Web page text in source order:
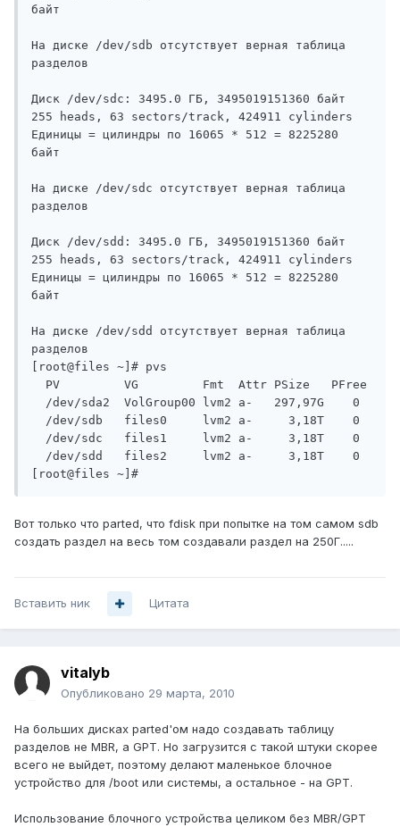
байт
На диске /dev/sdb отсутствует верная таблица
разделов
Диск /dev/sdc: 3495.0 ГБ, 3495019151360 байт
255 heads, 63 sectors/track, 424911 cylinders
Единицы = цилиндры по 16065 * 512 = 8225280
байт
На диске /dev/sdc отсутствует верная таблица
разделов
Диск /dev/sdd: 3495.0 ГБ, 3495019151360 байт
255 heads, 63 sectors/track, 424911 cylinders
Единицы = цилиндры по 16065 * 512 = 8225280
байт
На диске /dev/sdd отсутствует верная таблица
разделов
[root@files ~]# pvs
PV         VG         Fmt  Attr PSize   PFree
/dev/sda2  VolGroup00 lvm2 a-   297,97G    0
/dev/sdb   files0     lvm2 a-     3,18T    0
/dev/sdc   files1     lvm2 a-     3,18T    0
/dev/sdd   files2     lvm2 a-     3,18T    0
[root@files ~]#
Вот только что parted, что fdisk при попытке на том самом sdb
создать раздел на весь том создавали раздел на 250Г.....
Вставить ник Цитата
vitalyb
Опубликовано 29 марта, 2010
На больших дисках parted'ом надо создавать таблицу
разделов не MBR, а GPT. Но загрузится с такой штуки скорее
всего не выйдет, поэтому делают маленькое блочное
устройство для /boot или системы, а остальное - на GPT.
Использование блочного устройства целиком без MBR/GPT